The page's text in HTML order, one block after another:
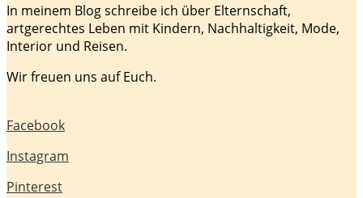
In meinem Blog schreibe ich über Elternschaft,
artgerechtes Leben mit Kindern, Nachhaltigkeit, Mode,
Interior und Reisen.
Wir freuen uns auf Euch.
Facebook
Instagram
Pinterest